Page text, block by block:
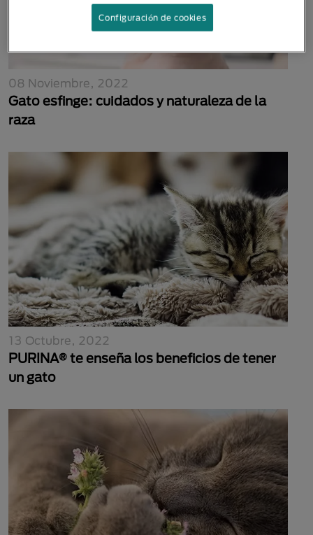
08 Noviembre, 2022
Gato esfinge: cuidados y naturaleza de la
raza
13 Octubre, 2022
PURINA® te enseña los beneficios de tener
un gato
Configuración de cookies